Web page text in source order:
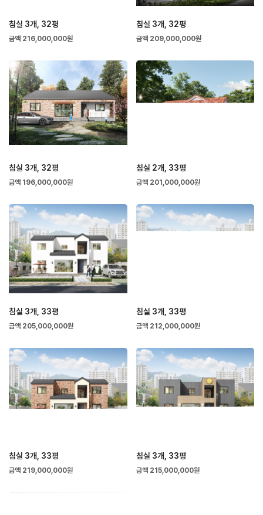
침실 3개, 32평
금액 216,000,000원
침실 3개, 32평
금액 209,000,000원
침실 3개, 32평
금액 196,000,000원
침실 2개, 33평
금액 201,000,000원
침실 3개, 33평
금액 205,000,000원
침실 3개, 33평
금액 212,000,000원
침실 3개, 33평
금액 219,000,000원
침실 3개, 33평
금액 215,000,000원